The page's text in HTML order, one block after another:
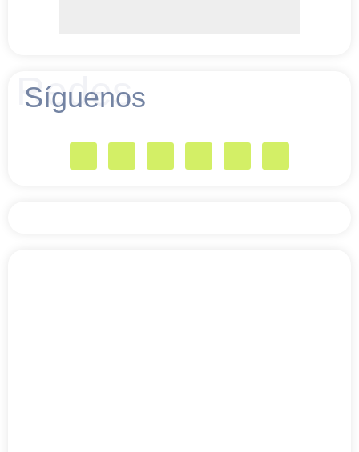
Redes
Síguenos